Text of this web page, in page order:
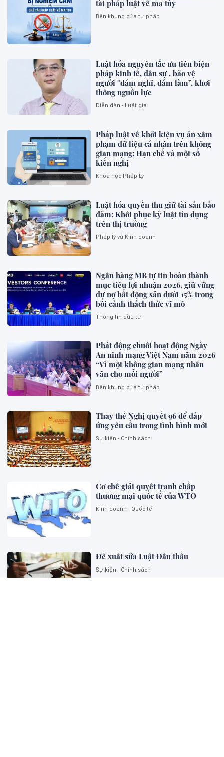
tài pháp luật về ma túy
Bên khung cửa tư pháp
Luật hóa nguyên tắc ưu tiên biện
pháp kinh tế, dân sự , bảo vệ
người "dám nghĩ, dám làm”, khơi
thông nguồn lực
Diễn đàn - Luật gia
Pháp luật về khởi kiện vụ án xâm
phạm dữ liệu cá nhân trên không
gian mạng: Hạn chế và một số
kiến nghị
Khoa học Pháp Lý
Luật hóa quyền thu giữ tài sản bảo
đảm: Khôi phục kỷ luật tín dụng
trên thị trường
Pháp lý và Kinh doanh
Ngân hàng MB tự tin hoàn thành
mục tiêu lợi nhuận 2026, giữ vững
dư nợ bất động sản dưới 15% trong
bối cảnh thách thức vĩ mô
Thông tin đầu tư
Phát động chuỗi hoạt động Ngày
An ninh mạng Việt Nam năm 2026
“Vì một không gian mạng nhân
văn cho mỗi người”
Bên khung cửa tư pháp
Thay thế Nghị quyết 96 để đáp
ứng yêu cầu trong tình hình mới
Sự kiện - Chính sách
Cơ chế giải quyết tranh chấp
thương mại quốc tế của WTO
Kinh doanh - Quốc tế
Đề xuất sửa Luật Đấu thầu
Sự kiện - Chính sách